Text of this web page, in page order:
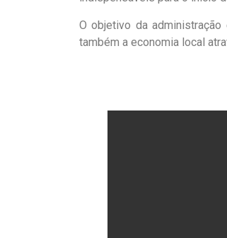
O objetivo da
também a economia local